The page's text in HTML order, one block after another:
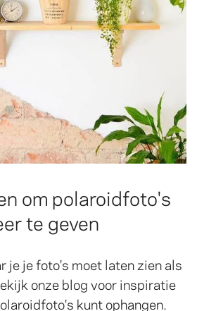
om polaroidfoto's
te geven
je je foto's moet laten zien als
onze blog voor inspiratie
kunt ophangen.